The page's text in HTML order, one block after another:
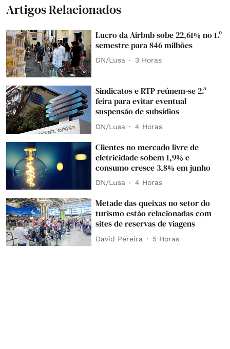
Artigos Relacionados
Lucro da Airbnb sobe 22,61% no 1.º
semestre para 846 milhões
DN/Lusa 3 Horas
Sindicatos e RTP reúnem-se 2.ª
feira para evitar eventual
suspensão de subsídios
DN/Lusa 4 Horas
Clientes no mercado livre de
eletricidade sobem 1,9% e
consumo cresce 3,8% em junho
DN/Lusa 4 Horas
Metade das queixas no setor do
turismo estão relacionadas com
sites de reservas de viagens
David Pereira 5 Horas